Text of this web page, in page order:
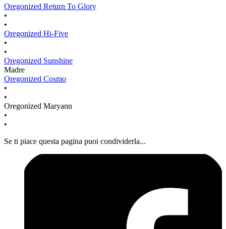
Oregonized Return To Glory
•
•
Oregonized Hi-Five
•
•
Oregonized Sunshine
Madre
Oregonized Cosmo
•
•
Oregonized Maryann
•
•
Se ti piace questa pagina puoi condividerla...